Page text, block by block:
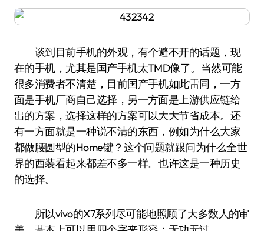
谈到目前手机的外观，有个避不开的话题，现
在的手机，尤其是国产手机太TMD像了。当然可能
很多消费者不清楚，目前国产手机如此雷同，一方
面是手机厂商自己选择，另一方面是上游供应链给
出的方案，选择这样的方案可以大大节省成本。还
有一方面就是一种说不清的东西，例如为什么大家
都做腰圆型的Home键？这个问题就跟问为什么全世
界的西装看起来都差不多一样。也许这是一种历史
的选择。
所以vivo的X7系列尽可能地照顾了大多数人的审